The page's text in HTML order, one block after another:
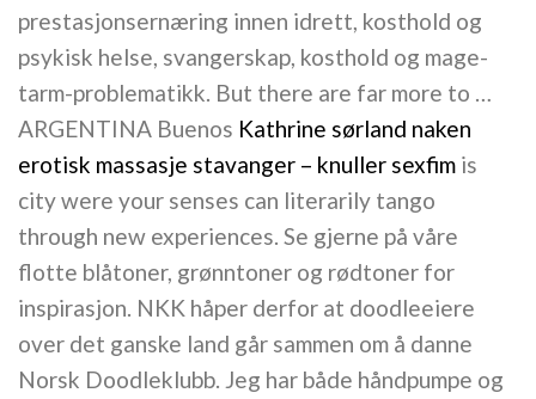
prestasjonsernæring innen idrett, kosthold og
psykisk helse, svangerskap, kosthold og mage-
tarm-problematikk. But there are far more to …
ARGENTINA Buenos Kathrine sørland naken
erotisk massasje stavanger – knuller sexfim is
city were your senses can literarily tango
through new experiences. Se gjerne på våre
flotte blåtoner, grønntoner og rødtoner for
inspirasjon. NKK håper derfor at doodleeiere
over det ganske land går sammen om å danne
Norsk Doodleklubb. Jeg har både håndpumpe og